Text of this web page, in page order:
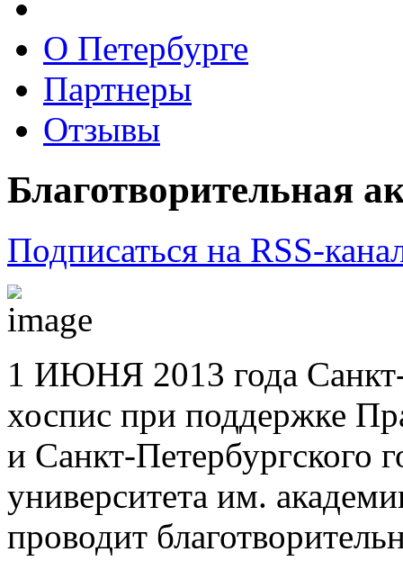
О Петербурге
Партнеры
Отзывы
Благотворительная
Подписаться на RSS-
1 ИЮНЯ 2013 года
хоспис при поддержке
и Санкт-Петербургского
университета им.
проводит